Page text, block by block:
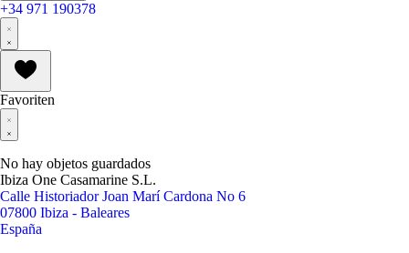
+34 971 190378
Favoriten
No hay objetos guardados
Ibiza One Casamarine S.L.
Calle Historiador Joan Marí Cardona No 6
07800 Ibiza - Baleares
España